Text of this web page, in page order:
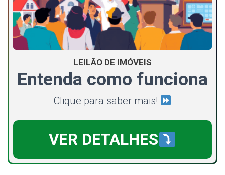
LEILÃO DE IMÓVEIS
Entenda como funciona
Clique para saber mais!
VER DETALHES